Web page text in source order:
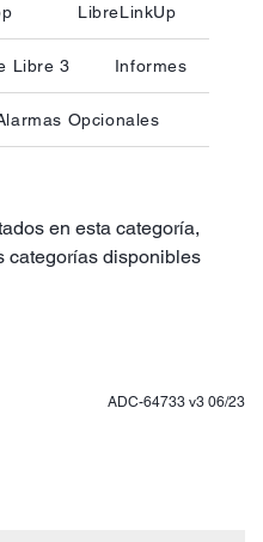
LibreLinkUp
Libre 3 Informes
Opcionales
en esta categoría,
categorías disponibles
ADC-64733 v3 06/23